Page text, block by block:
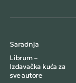
Saradnja
Librum –
Izdavačka kuća za
sve autore